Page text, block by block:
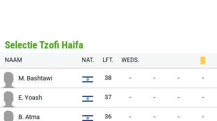
Selectie Tzofi Haifa
NAAM NAT. LFT. WEDS.
M. Bashtawi 38 - - - -
E. Yoash 37 - - - -
B. Atma 36 - - - -